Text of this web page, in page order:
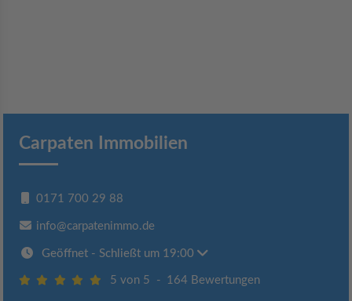
Carpaten Immobilien
0171 700 29 88
info@carpatenimmo.de
Geöffnet - Schließt um 19:00
5 von 5 - 164 Bewertungen